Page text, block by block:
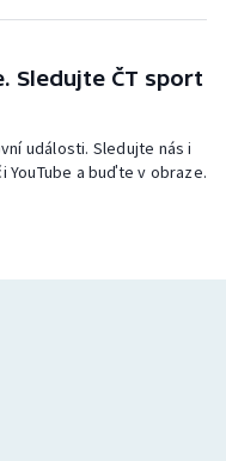
Sledujte ČT sport
události. Sledujte nás i
YouTube a buďte v obraze.